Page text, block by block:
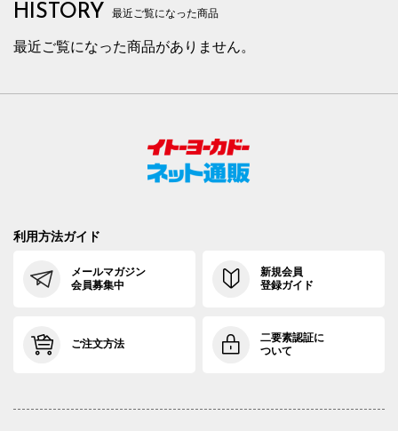
HISTORY 最近ご覧になった商品
最近ご覧になった商品がありません。
利用方法ガイド
メールマガジン
会員募集中
新規会員
登録ガイド
ご注文方法
二要素認証に
ついて